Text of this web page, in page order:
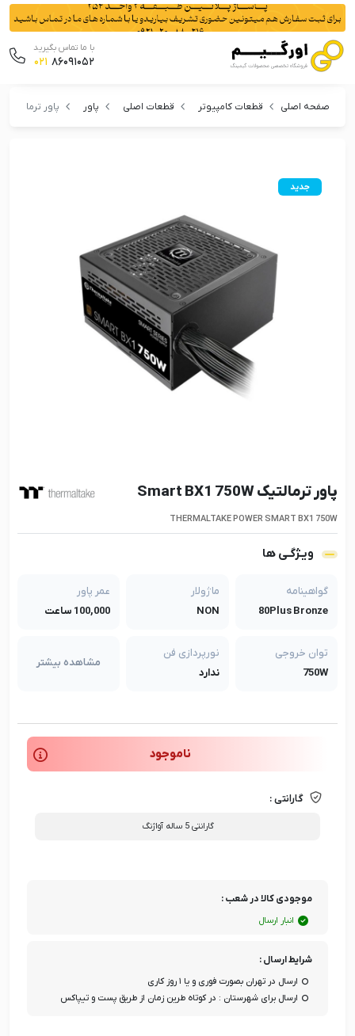
با ما تماس بگیرید
021 86091052
صفحه اصلی قطعات کامپیوتر قطعات اصلی پاور پاور ترمالتیک Smart BX1 750W
جدید
پاور ترمالتیک Smart BX1 750W
THERMALTAKE POWER SMART BX1 750W
ویـژگـی ها
گواهینامه
80Plus Bronze
ماژولار
NON
عمر پاور
100,000 ساعت
توان خروجی
750W
نورپردازی فن
ندارد
مشاهده بیشتر
ناموجود
گارانتی :
گارانتی 5 ساله آواژنگ
موجودی کالا در شعب :
انبار ارسال
شرایط ارسال :
ارسال در تهران بصورت فوری و یا ۱ روز کاری
ارسال برای شهرستان : در کوتاه طرین زمان از طریق پست و تیپاکس